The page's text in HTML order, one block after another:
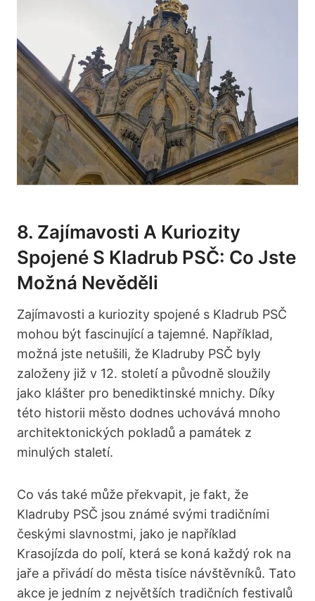
8. Zajímavosti A Kuriozity
Spojené S Kladrub PSČ: Co Jste
Možná Nevěděli
Zajímavosti a kuriozity spojené s Kladrub PSČ
mohou být fascinující a tajemné. Například,
možná jste netušili, že Kladruby PSČ byly
založeny již v 12. století a původně sloužily
jako klášter pro benediktinské mnichy. Díky
této historii město dodnes uchovává mnoho
architektonických pokladů a památek z
minulých staletí.
Co vás také může překvapit, je fakt, že
Kladruby PSČ jsou známé svými tradičními
českými slavnostmi, jako je například
Krasojízda do polí, která se koná každý rok na
jaře a přivádí do města tisíce návštěvníků. Tato
akce je jedním z největších tradičních festivalů